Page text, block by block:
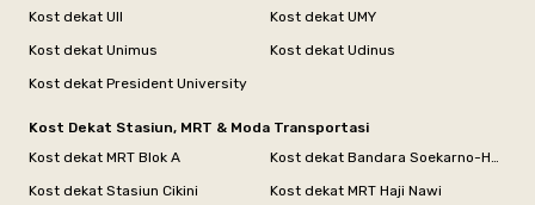
Kost dekat UII
Kost dekat UMY
Kost dekat Unimus
Kost dekat Udinus
Kost dekat President University
Kost Dekat Stasiun, MRT & Moda Transportasi
Kost dekat MRT Blok A
Kost dekat Bandara Soekarno-Hatta
Kost dekat Stasiun Cikini
Kost dekat MRT Haji Nawi